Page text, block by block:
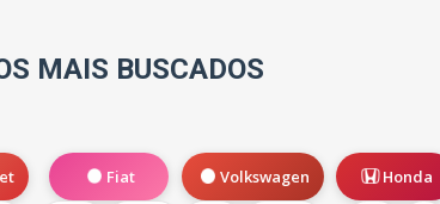
MAIS BUSCADOS
Fiat Volkswagen Honda